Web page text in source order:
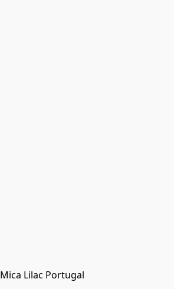
Mica Lilac Portugal